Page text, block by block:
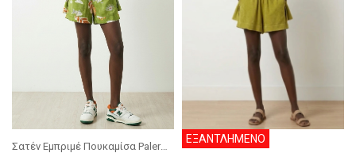
Σατέν Εμπριμέ Πουκαμίσα Palermo
ΕΞΑΝΤΛΗΜΕΝΟ